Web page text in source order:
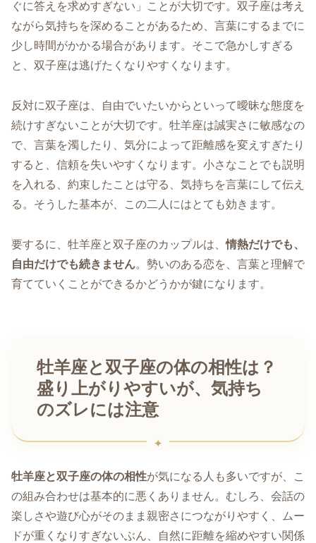
ぐに答えを求めすぎない」ことが大切です。双子座は考え
ながら気持ちを深めることがあるため、言葉にするまでに
少し時間がかかる場合があります。そこで急かしすぎる
と、双子座は逃げたくなりやすくなります。
反対に双子座は、自由でいたいからといって曖昧な態度を
続けすぎないことが大切です。牡羊座は誠実さに敏感なの
で、言葉を濁したり、気分によって距離感を変えすぎたり
すると、信頼を失いやすくなります。小さなことでも説明
を入れる、約束したことは守る、気持ちを言葉にして伝え
る。そうした基本が、この二人にはとても効きます。
要するに、牡羊座と双子座のカップルは、情熱だけでも、
自由だけでも続きません。勢いのある恋を、言葉と理解で
育てていくことができるかどうかが鍵になります。
牡羊座と双子座の体の相性は？
盛り上がりやすいが、気持ち
のズレには注意
牡羊座と双子座の体の相性が気になる人も多いですが、こ
の組み合わせは基本的に悪くありません。むしろ、会話の
楽しさや遊び心がそのまま親密さにつながりやすく、ムー
ドが重くなりすぎないぶん、自然に距離を縮めやすい関係